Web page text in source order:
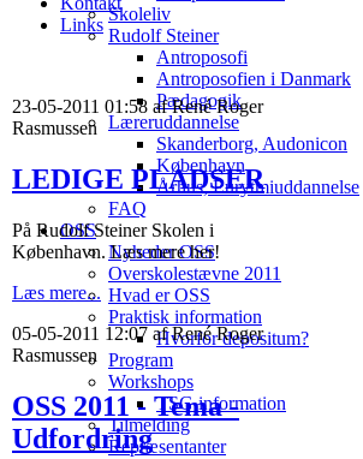
Skoleliv
Rudolf Steiner
Antroposofi
Antroposofien i Danmark
Pædagogik
Læreruddannelse
Skanderborg, Audonicon
København
Århus, Eurytmiuddannelse
FAQ
OSS
Nyheder OSS
Overskolestævne 2011
Hvad er OSS
Praktisk information
Hvorfor depositum?
Program
Workshops
TSG information
Tilmelding
Repræsentanter
Links
23-05-2011 01:58 af René Roger
Rasmussen
LEDIGE PLADSER
På Rudolf Steiner Skolen i
København. Læs mere her!
Læs mere...
05-05-2011 12:07 af René Roger
Rasmussen
OSS 2011 - Tema -
Udfordring